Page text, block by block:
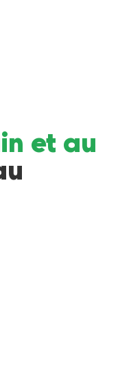
et au